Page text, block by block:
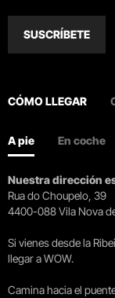
SUSCRÍBETE
CÓMO LLEGAR
A pie En coche
Nuestra dirección
Rua do Choupelo, 39
4400-088 Vila Nova
Si vienes desde la
llegar a WOW.
Camina hacia el